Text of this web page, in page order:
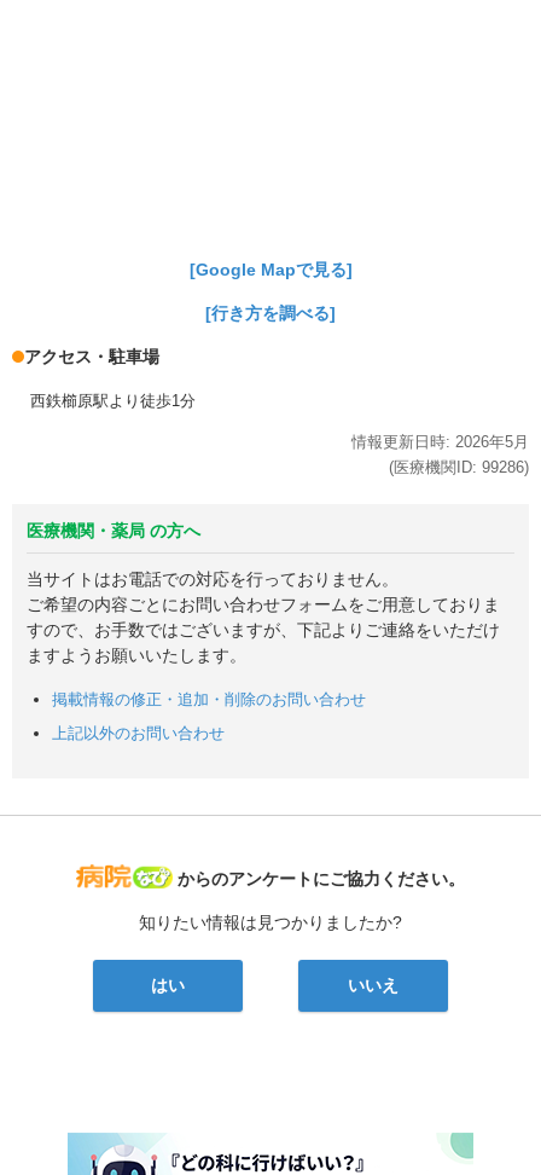
[Google Mapで見る]
[行き方を調べる]
アクセス・駐車場
西鉄櫛原駅より徒歩1分
情報更新日時: 2026年5月
(医療機関ID: 99286)
医療機関・薬局 の方へ
当サイトはお電話での対応を行っておりません。
ご希望の内容ごとにお問い合わせフォームをご用意しておりま
すので、お手数ではございますが、下記よりご連絡をいただけ
ますようお願いいたします。
掲載情報の修正・追加・削除のお問い合わせ
上記以外のお問い合わせ
病院なび
からのアンケートにご協力ください。
知りたい情報は見つかりましたか?
はい いいえ